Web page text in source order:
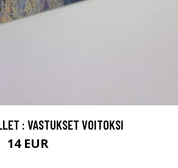
: VASTUKSET VOITOKSI
14 EUR